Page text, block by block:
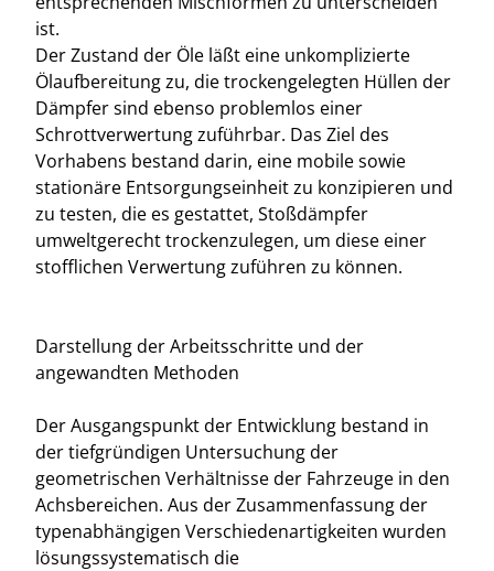
ist.
Der Zustand der Öle läßt eine unkomplizierte
Ölaufbereitung zu, die trockengelegten Hüllen der
Dämpfer sind ebenso problemlos einer
Schrottverwertung zuführbar. Das Ziel des
Vorhabens bestand darin, eine mobile sowie
stationäre Entsorgungseinheit zu konzipieren und
zu testen, die es gestattet, Stoßdämpfer
umweltgerecht trockenzulegen, um diese einer
stofflichen Verwertung zuführen zu können.
Darstellung der Arbeitsschritte und der
angewandten Methoden
Der Ausgangspunkt der Entwicklung bestand in
der tiefgründigen Untersuchung der
geometrischen Verhältnisse der Fahrzeuge in den
Achsbereichen. Aus der Zusammenfassung der
typenabhängigen Verschiedenartigkeiten wurden
lösungssystematisch die